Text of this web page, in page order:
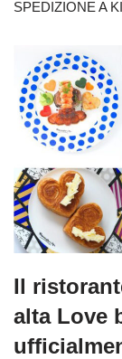
SPEDIZIONE A
Il
alta Love